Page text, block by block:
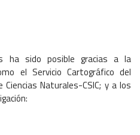
ha sido posible gracias a la
el Servicio Cartográfico del
Naturales-CSIC; y a los